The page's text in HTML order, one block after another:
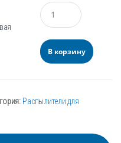
Количество
В корзину
Распылители для